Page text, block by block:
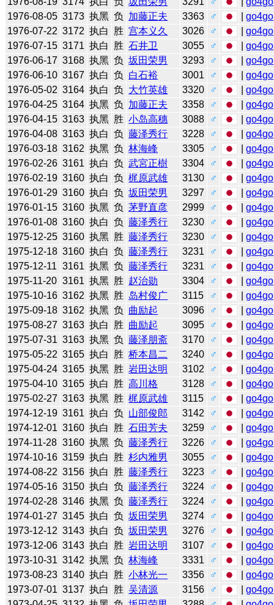
1976-08-05 3173 执黑 负 加藤正夫 3363 ♂ |go4go
1976-07-22 3172 执白 胜 宫本义久 3026 ♂ |go4go
1976-07-15 3171 执白 胜 石井卫 3055 ♂ |go4go
1976-06-17 3168 执黑 负 坂田荣男 3293 ♂ |go4go
1976-06-10 3167 执白 负 白石裕 3001 ♂ |go4go
1976-05-02 3164 执白 负 大竹英雄 3320 ♂ |go4go
1976-04-25 3164 执黑 负 加藤正夫 3358 ♂ |go4go
1976-04-15 3163 执黑 胜 小岛高穗 3088 ♂ |go4go
1976-04-08 3163 执白 负 藤泽秀行 3228 ♂ |go4go
1976-03-18 3162 执黑 负 林海峰 3305 ♂ |go4go
1976-02-26 3161 执白 负 武宮正樹 3304 ♂ |go4go
1976-02-19 3160 执白 负 梶原武雄 3130 ♂ |go4go
1976-01-29 3160 执白 负 坂田荣男 3297 ♂ |go4go
1976-01-15 3160 执黑 负 茅野直彦 2999 ♂ |go4go
1976-01-08 3160 执白 负 藤泽秀行 3230 ♂ |go4go
1975-12-25 3160 执黑 胜 藤泽秀行 3230 ♂ |go4go
1975-12-18 3160 执白 负 藤泽秀行 3231 ♂ |go4go
1975-12-11 3161 执黑 负 藤泽秀行 3231 ♂ |go4go
1975-11-20 3161 执黑 胜 赵治勋 3304 ♂ |go4go
1975-10-16 3162 执黑 胜 岛村俊广 3115 ♂ |go4go
1975-09-18 3162 执黑 负 曲励起 3096 ♂ |go4go
1975-08-27 3163 执白 胜 曲励起 3095 ♂ |go4go
1975-07-31 3163 执黑 负 藤泽朋斋 3170 ♂ |go4go
1975-05-22 3165 执白 胜 桥本昌二 3240 ♂ |go4go
1975-04-24 3165 执黑 胜 岩田达明 3102 ♂ |go4go
1975-04-10 3165 执白 胜 高川格 3128 ♂ |go4go
1975-02-27 3163 执黑 胜 梶原武雄 3115 ♂ |go4go
1974-12-19 3161 执白 负 山部俊郎 3142 ♂ |go4go
1974-12-01 3160 执白 胜 石田芳夫 3259 ♂ |go4go
1974-11-28 3160 执黑 负 藤泽秀行 3226 ♂ |go4go
1974-10-16 3159 执白 胜 杉内雅男 3055 ♂ |go4go
1974-08-22 3156 执白 胜 藤泽秀行 3223 ♂ |go4go
1974-05-16 3150 执白 负 藤泽秀行 3224 ♂ |go4go
1974-02-28 3146 执黑 负 藤泽秀行 3224 ♂ |go4go
1974-01-27 3145 执白 负 坂田荣男 3274 ♂ |go4go
1973-12-12 3143 执白 负 坂田荣男 3276 ♂ |go4go
1973-12-06 3143 执白 胜 岩田达明 3107 ♂ |go4go
1973-10-31 3142 执黑 负 林海峰 3331 ♂ |go4go
1973-08-23 3140 执白 胜 小林光一 3356 ♂ |go4go
1973-07-01 3137 执白 胜 吴清源 3156 ♂ |go4go